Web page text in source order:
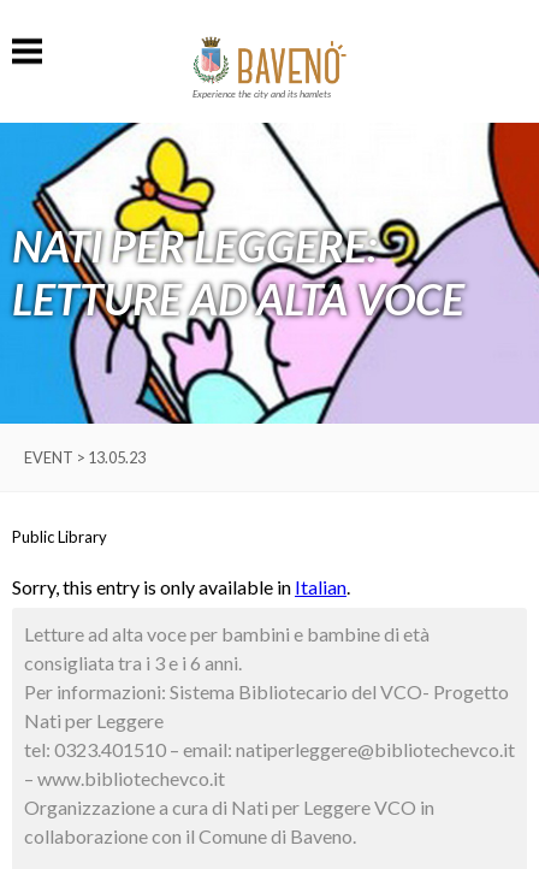
Experience the city and its hamlets
NATI PER LEGGERE:
LETTURE AD ALTA VOCE
EVENT > 13.05.23
Public Library
Sorry, this entry is only available in Italian.
Letture ad alta voceper bambini e bambine di età
consigliata tra i 3 e i 6 anni.
Per informazioni: Sistema Bibliotecario del VCO- Progetto
Nati per Leggere
tel: 0323.401510 – email: natiperleggere@bibliotechevco.it
– www.bibliotechevco.it
Organizzazione a cura di Nati per Leggere VCO in
collaborazione con il Comune di Baveno.